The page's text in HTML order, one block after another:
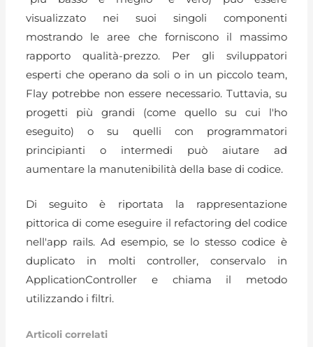
visualizzato nei suoi singoli componenti
mostrando le aree che forniscono il massimo
rapporto qualità-prezzo. Per gli sviluppatori
esperti che operano da soli o in un piccolo team,
Flay potrebbe non essere necessario. Tuttavia, su
progetti più grandi (come quello su cui l'ho
eseguito) o su quelli con programmatori
principianti o intermedi può aiutare ad
aumentare la manutenibilità della base di codice.
Di seguito è riportata la rappresentazione
pittorica di come eseguire il refactoring del codice
nell'app rails. Ad esempio, se lo stesso codice è
duplicato in molti controller, conservalo in
ApplicationController e chiama il metodo
utilizzando i filtri.
Articoli correlati